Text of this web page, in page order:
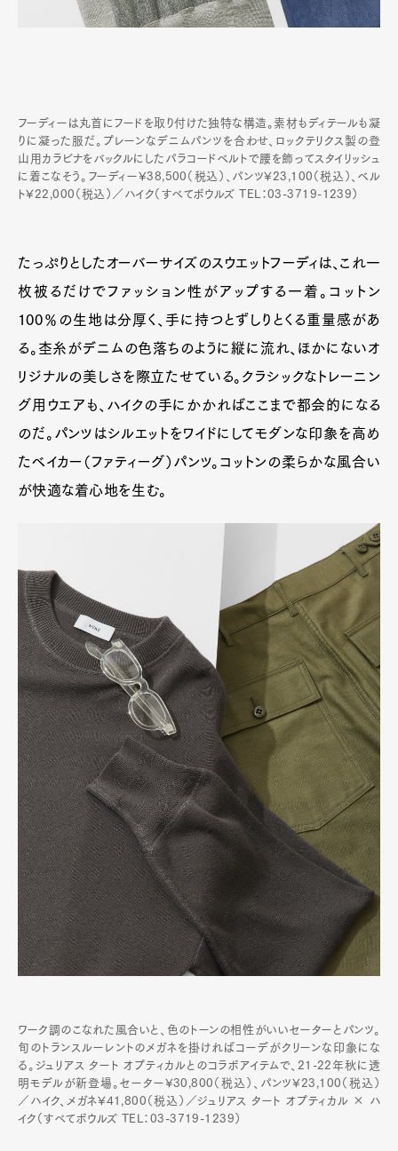
フーディーは丸首にフードを取り付けた独特な構造。素材もディテールも凝
りに凝った服だ。プレーンなデニムパンツを合わせ、ロックテリクス製の登
山用カラビナをバックルにしたパラコードベルトで腰を飾ってスタイリッシュ
に着こなそう。フーディー¥38,500（税込）、パンツ¥23,100（税込）、ベル
ト¥22,000（税込）／ハイク（すべてボウルズ TEL：03-3719-1239）
たっぷりとしたオーバーサイズのスウエットフーディは、これ一
枚被るだけでファッション性がアップする一着。コットン
100％の生地は分厚く、手に持つとずしりとくる重量感があ
る。杢糸がデニムの色落ちのように縦に流れ、ほかにないオ
リジナルの美しさを際立たせている。クラシックなトレーニン
グ用ウエアも、ハイクの手にかかればここまで都会的になる
のだ。パンツはシルエットをワイドにしてモダンな印象を高め
たベイカー（ファティーグ）パンツ。コットンの柔らかな風合い
が快適な着心地を生む。
ワーク調のこなれた風合いと、色のトーンの相性がいいセーターとパンツ。
旬のトランスルーレントのメガネを掛ければコーデがクリーンな印象にな
る。ジュリアス タート オプティカルとのコラボアイテムで、21-22年秋に透
明モデルが新登場。セーター¥30,800（税込）、パンツ¥23,100（税込）
／ハイク、メガネ¥41,800（税込）／ジュリアス タート オプティカル × ハ
イク（すべてボウルズ TEL：03-3719-1239）